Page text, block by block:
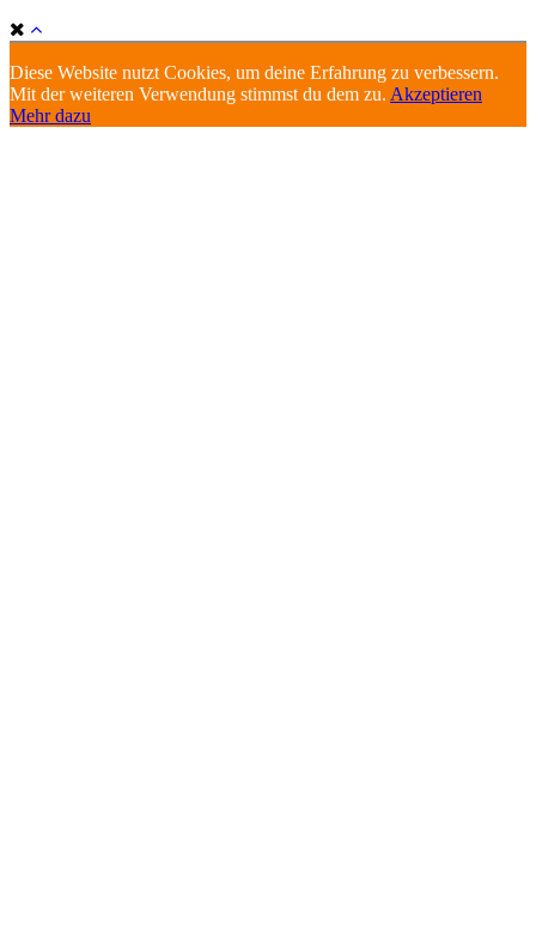
Diese Website nutzt Cookies, um deine Erfahrung zu verbessern.
Mit der weiteren Verwendung stimmst du dem zu. Akzeptieren
Mehr dazu